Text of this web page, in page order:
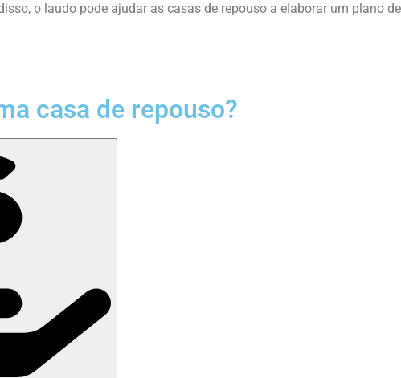
o laudo pode ajudar as casas de repouso a elaborar um plano de
casa de repouso?